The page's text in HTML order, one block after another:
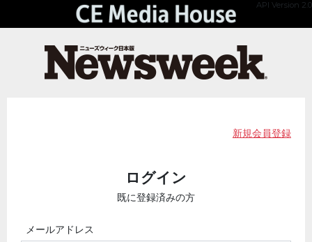
API Version 2.0
新規会員登録
ログイン
既に登録済みの方
メールアドレス